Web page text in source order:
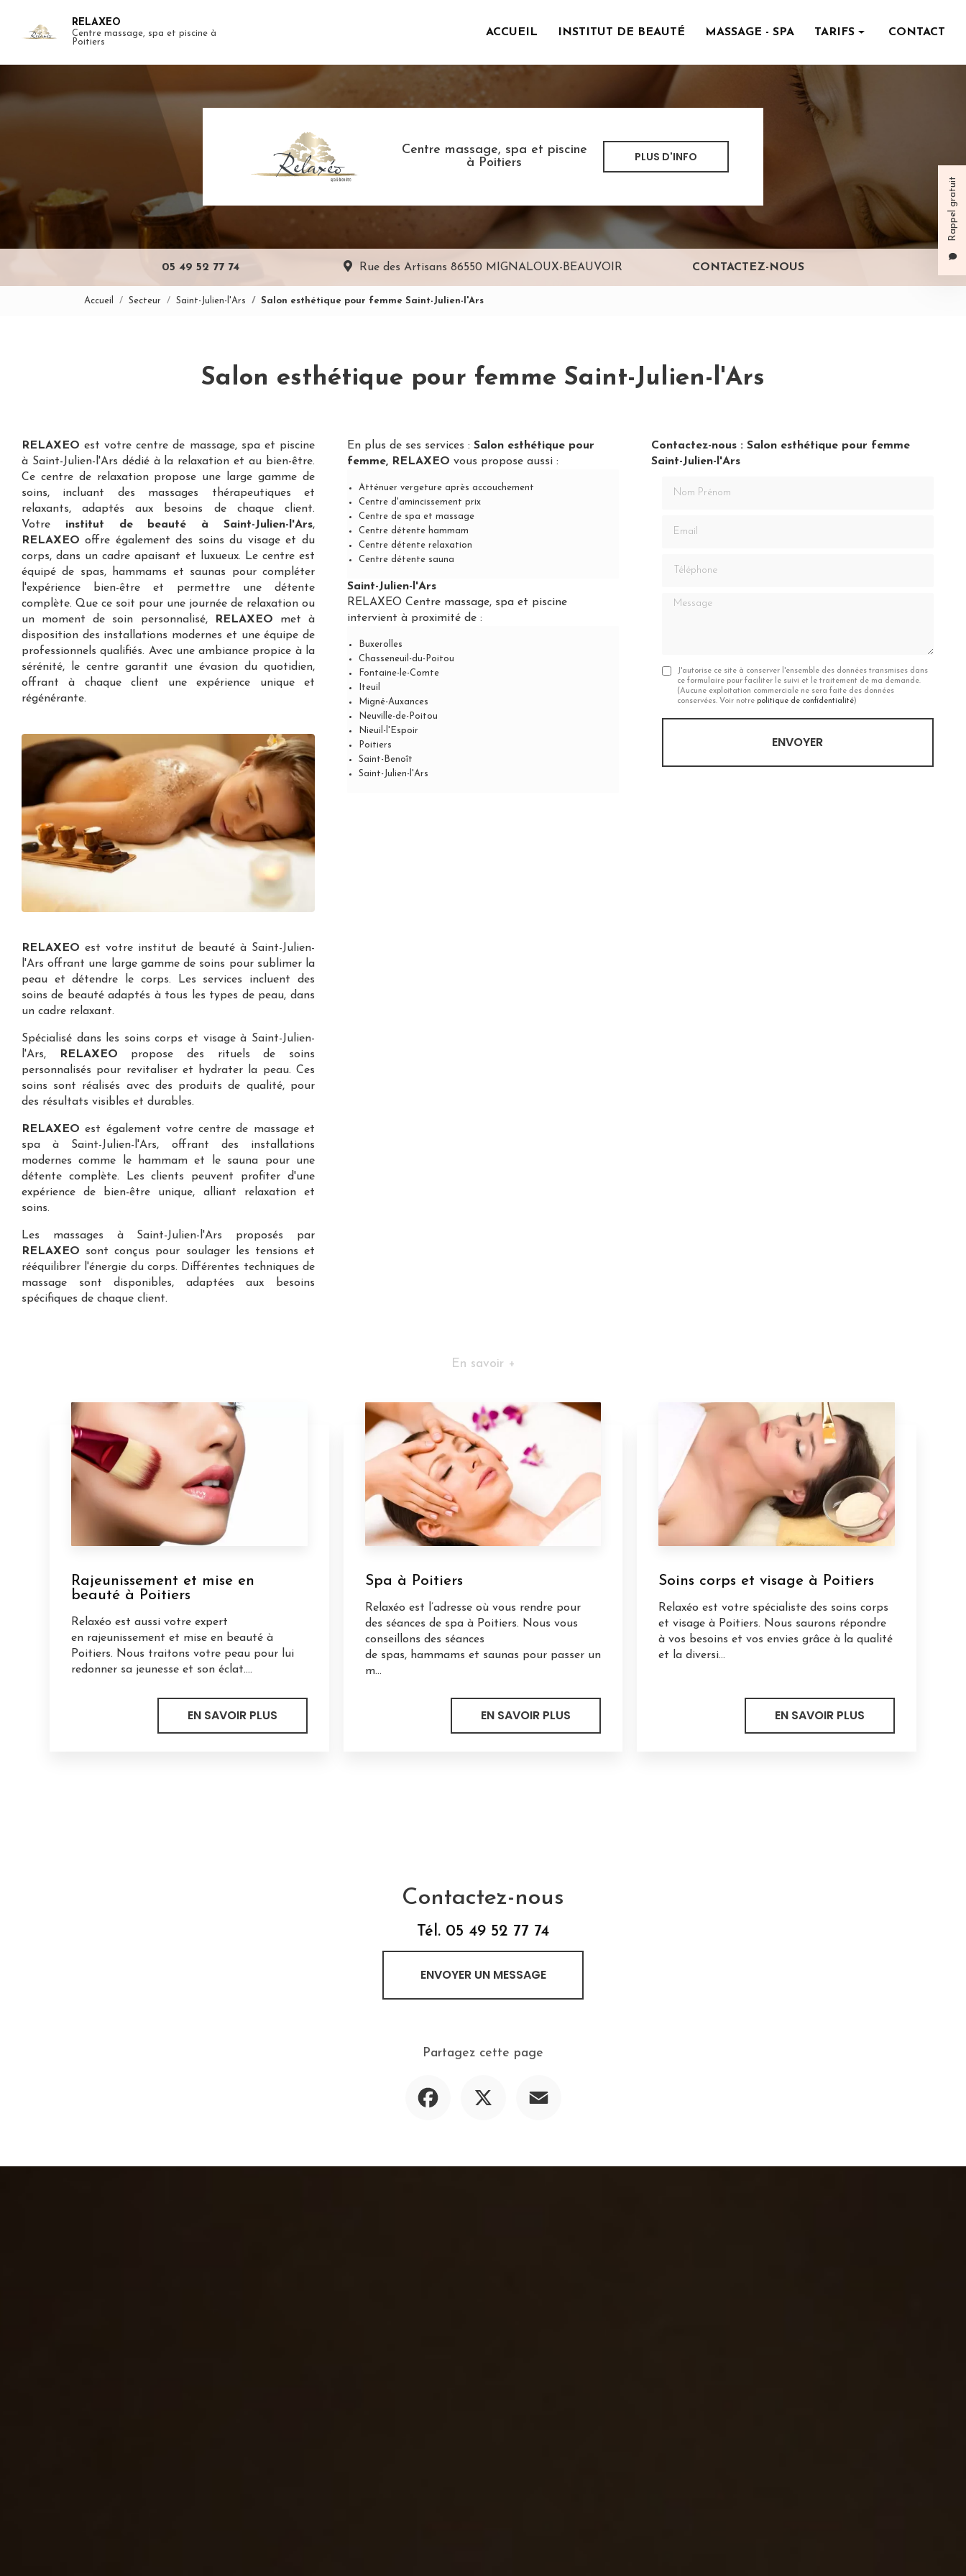
contenu
RELAXEO
Centre massage, spa et piscine à
Poitiers
Rappel gratuit
ACCUEIL INSTITUT DE BEAUTÉ MASSAGE - SPA TARIFS
Massage - spa
CONTACT
Centre massage, spa et piscine
à Poitiers
PLUS D'INFO
05 49 52 77 74 Rue des Artisans 86550 MIGNALOUX-BEAUVOIR CONTACTEZ-NOUS
Accueil Secteur Saint-Julien-l'Ars Salon esthétique pour femme Saint-Julien-l'Ars
Salon esthétique pour femme Saint-Julien-l'Ars
RELAXEO est votrecentre de massage, spa et piscine
à Saint-Julien-l'Ars dédié à la relaxation et au bien-être.
Ce centre de relaxation propose une large gamme de
soins, incluant des massages thérapeutiques et
relaxants, adaptés aux besoins de chaque client.
Votre institut de beauté à Saint-Julien-l'Ars,
RELAXEO offre également des soins du visage et du
corps, dans un cadre apaisant et luxueux. Le centre est
équipé de spas, hammams et saunas pour compléter
l'expérience bien-être et permettre une détente
complète. Que ce soit pour une journée de relaxation ou
un moment de soin personnalisé,RELAXEO met à
disposition des installations modernes et une équipe de
professionnels qualifiés. Avec une ambiance propice à la
sérénité, le centre garantit une évasion du quotidien,
offrant à chaque client une expérience unique et
régénérante.
RELAXEO est votre institut de beauté à Saint-Julien-
l'Ars offrant une large gamme de soins pour sublimer la
peau et détendre le corps. Les services incluent des
soins de beauté adaptés à tous les types de peau, dans
un cadre relaxant.
Spécialisé dans les soins corps et visage à Saint-Julien-
l'Ars, RELAXEO propose des rituels de soins
personnalisés pour revitaliser et hydrater la peau. Ces
soins sont réalisés avec des produits de qualité, pour
des résultats visibles et durables.
RELAXEO est également votrecentre de massage et
spa à Saint-Julien-l'Ars, offrant des installations
modernes comme le hammam et le sauna pour une
détente complète. Les clients peuvent profiter d'une
expérience de bien-être unique, alliant relaxation et
soins.
Les massages à Saint-Julien-l'Ars proposés par
RELAXEO sont conçus pour soulager les tensions et
rééquilibrer l'énergie du corps. Différentes techniques de
massage sont disponibles, adaptées aux besoins
spécifiques de chaque client.
En plus de ses services : Salon esthétique pour
femme, RELAXEO vous propose aussi :
Atténuer vergeture après accouchement
Centre d'amincissement prix
Centre de spa et massage
Centre détente hammam
Centre détente relaxation
Centre détente sauna
Saint-Julien-l'Ars
RELAXEO Centre massage, spa et piscine
intervient à proximité de :
Buxerolles
Chasseneuil-du-Poitou
Fontaine-le-Comte
Iteuil
Migné-Auxances
Neuville-de-Poitou
Nieuil-l'Espoir
Poitiers
Saint-Benoît
Saint-Julien-l'Ars
Contactez-nous : Salon esthétique pour femme
Saint-Julien-l'Ars
Message
J'autorise ce site à conserver l'ensemble des données transmises dans
ce formulaire pour faciliter le suivi et le traitement de ma demande.
(Aucune exploitation commerciale ne sera faite des données
conservées. Voir notre politique de confidentialité)
En savoir +
Rajeunissement et mise en
beauté à Poitiers
Relaxéo est aussi votre expert
en rajeunissement et mise en beauté à
Poitiers. Nous traitons votre peau pour lui
redonner sa jeunesse et son éclat....
EN SAVOIR PLUS
Spa à Poitiers
Relaxéo est l’adresse où vous rendre pour
des séances de spa à Poitiers. Nous vous
conseillons des séances
de spas, hammams et saunas pour passer un
m...
EN SAVOIR PLUS
Soins corps et visage à Poitiers
Relaxéo est votre spécialiste des soins corps
et visage à Poitiers. Nous saurons répondre
à vos besoins et vos envies grâce à la qualité
et la diversi...
EN SAVOIR PLUS
Contactez-nous
Tél. 05 49 52 77 74
ENVOYER UN MESSAGE
Partagez cette page